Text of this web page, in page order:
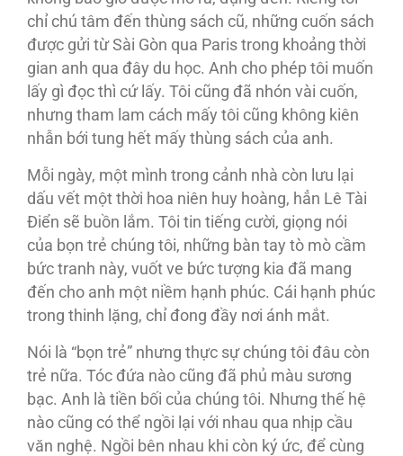
chỉ chú tâm đến thùng sách cũ, những cuốn sách
được gửi từ Sài Gòn qua Paris trong khoảng thời
gian anh qua đây du học. Anh cho phép tôi muốn
lấy gì đọc thì cứ lấy. Tôi cũng đã nhón vài cuốn,
nhưng tham lam cách mấy tôi cũng không kiên
nhẫn bới tung hết mấy thùng sách của anh.
Mỗi ngày, một mình trong cảnh nhà còn lưu lại
dấu vết một thời hoa niên huy hoàng, hẳn Lê Tài
Điển sẽ buồn lắm. Tôi tin tiếng cười, giọng nói
của bọn trẻ chúng tôi, những bàn tay tò mò cầm
bức tranh này, vuốt ve bức tượng kia đã mang
đến cho anh một niềm hạnh phúc. Cái hạnh phúc
trong thinh lặng, chỉ đong đầy nơi ánh mắt.
Nói là “bọn trẻ” nhưng thực sự chúng tôi đâu còn
trẻ nữa. Tóc đứa nào cũng đã phủ màu sương
bạc. Anh là tiền bối của chúng tôi. Nhưng thế hệ
nào cũng có thể ngồi lại với nhau qua nhịp cầu
văn nghệ. Ngồi bên nhau khi còn ký ức, để cùng